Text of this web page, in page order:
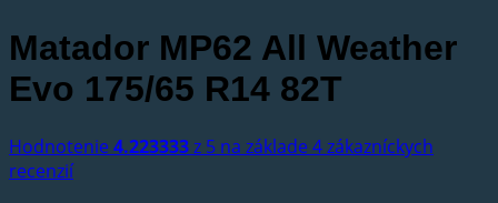
Matador MP62 All Weather
Evo 175/65 R14 82T
Hodnotenie 4.223333z 5 na základe 4zákazníckych
recenzií